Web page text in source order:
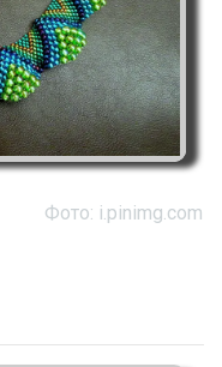
Фото: i.pinimg.com